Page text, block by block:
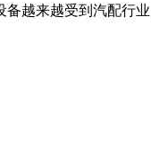
越来越受到汽配行